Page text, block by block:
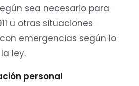
sea necesario para
u otras situaciones
emergencias según lo
ley.
personal